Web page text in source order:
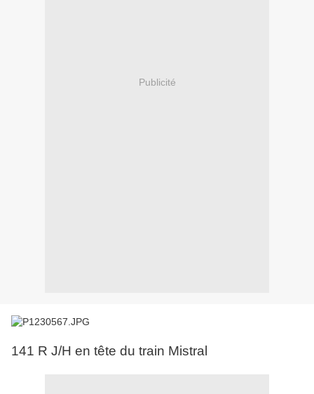
Publicité
141 R J/H en tête du train Mistral